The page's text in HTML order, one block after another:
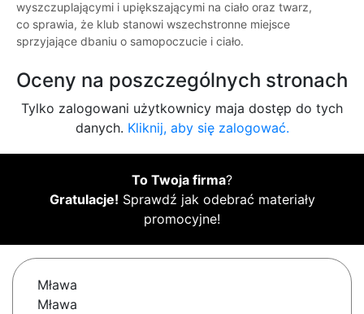
wyszczuplającymi i upiększającymi na ciało oraz twarz,
co sprawia, że klub stanowi wszechstronne miejsce
sprzyjające dbaniu o samopoczucie i ciało.
Oceny na poszczególnych stronach
Tylko zalogowani użytkownicy maja dostęp do tych
danych. Kliknij, aby się zalogować.
To Twoja firma?
Gratulacje! Sprawdź jak odebrać materiały
promocyjne!
Mława
Mława